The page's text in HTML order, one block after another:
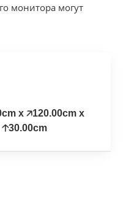
монитора могут
x 🡥120.00cm x
🡡30.00cm